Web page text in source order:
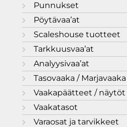
Punnukset
Pöytävaa’at
Scaleshouse tuotteet
Tarkkuusvaa’at
Analyysivaa’at
Tasovaaka / Marjavaaka
Vaakapäätteet / näytöt
Vaakatasot
Varaosat ja tarvikkeet